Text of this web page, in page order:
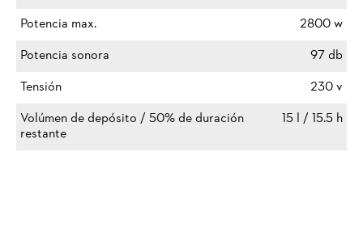
Potencia max.
2800 w
Potencia sonora
97 db
Tensión
230 v
Volúmen de depósito / 50% de duración
restante
15 l / 15.5 h